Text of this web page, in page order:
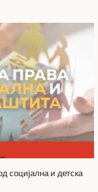
социјална и детска